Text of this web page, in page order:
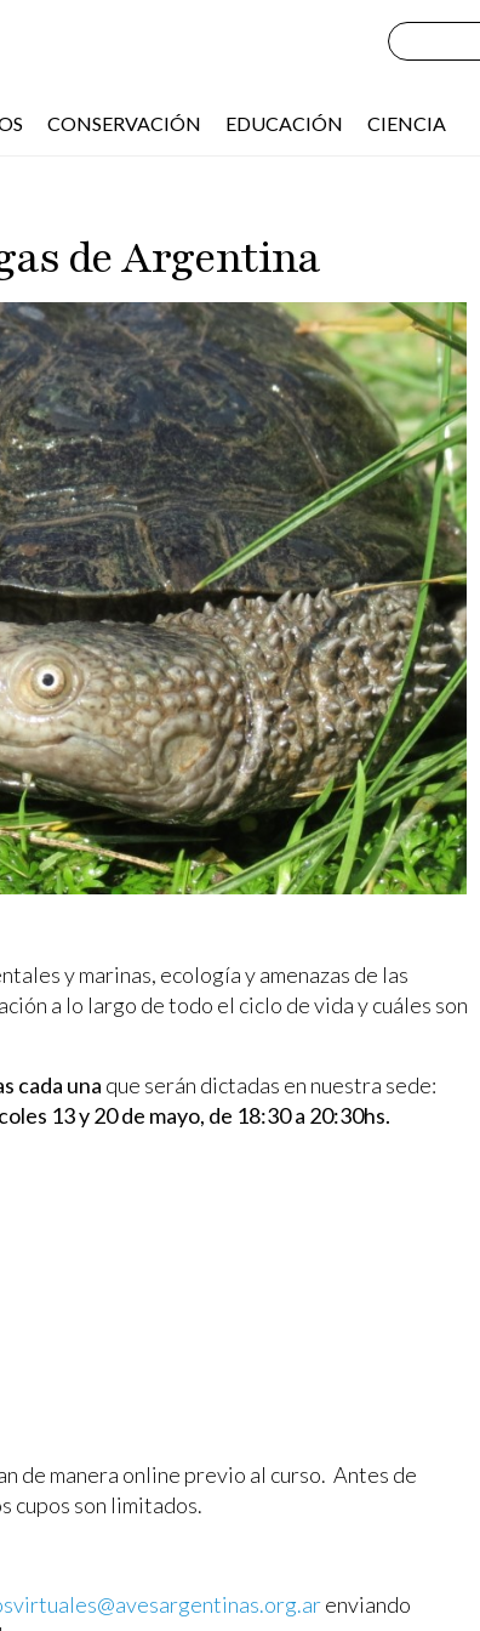
CONSERVACIÓN EDUCACIÓN CIENCIA
de Argentina
y marinas, ecología y amenazas de las
a lo largo de todo el ciclo de vida y cuáles son
cada una que serán dictadas en nuestra sede:
13 y 20 de mayo, de 18:30 a 20:30hs.
de manera online previo al curso. Antes de
cupos son limitados.
enviando